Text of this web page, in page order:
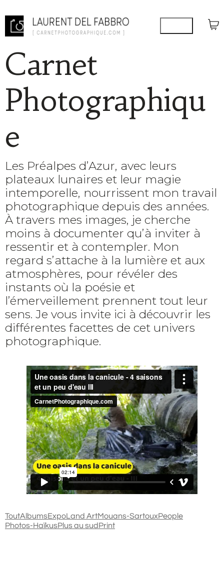
Carnet
Photographiqu
e
Les Préalpes d’Azur, avec leurs
plateaux lunaires et leur magie
intemporelle, nourrissent mon travail
photographique depuis des années.
À travers mes images, je cherche
moins à documenter qu’à inviter à
ressentir et à contempler. Mon
regard s’attache à la lumière et aux
atmosphères, pour révéler des
instants où la poésie et
l’émerveillement prennent tout leur
sens. Je vous invite ici à découvrir les
différentes facettes de cet univers
photographique.
ToutAlbumsExpoLand ArtMouans-SartouxPeople
Photos-HaïkusPlus au sudPrint